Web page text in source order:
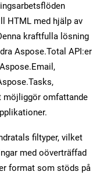
HTML med hjälp av
kraftfulla lösning
Aspose.Total API:er
möjliggör omfattande
filtyper, vilket
med oöverträffad
format som stöds på